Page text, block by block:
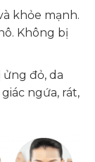
khỏe mạnh.
Không bị
ửng đỏ, da
ngứa, rát,